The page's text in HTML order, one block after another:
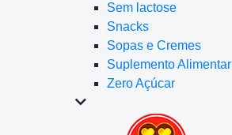
Sem lactose
Snacks
Sopas e Cremes
Suplemento Alimentar
Zero Açúcar